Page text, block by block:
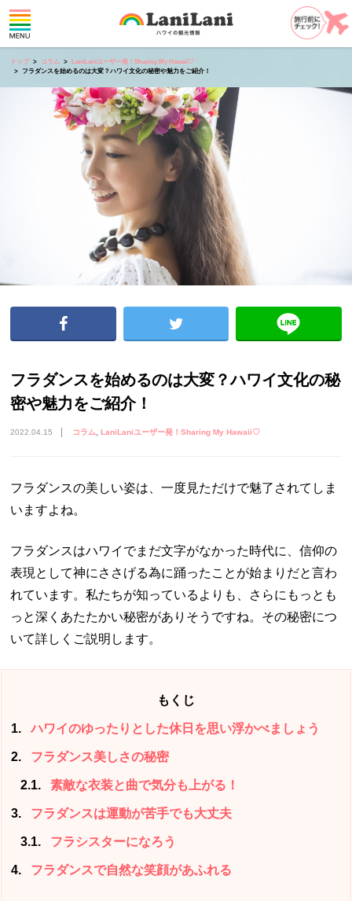
トップ コラム
LaniLaniユーザー発！Sharing My Hawaii♡
フラダンスを始めるのは大変？ハワイ文化の秘密や魅力をご紹介！
フラダンスを始めるのは大変？ハワイ文化の秘
密や魅力をご紹介！
2022.04.15 コラム LaniLaniユーザー発！Sharing My Hawaii♡
フラダンスの美しい姿は、一度見ただけで魅了されてしま
いますよね。
フラダンスはハワイでまだ文字がなかった時代に、信仰の
表現として神にささげる為に踊ったことが始まりだと言わ
れています。私たちが知っているよりも、さらにもっとも
っと深くあたたかい秘密がありそうですね。その秘密につ
いて詳しくご説明します。
もくじ
1 ハワイのゆったりとした休日を思い浮かべましょう
2 フラダンス美しさの秘密
2.1 素敵な衣装と曲で気分も上がる！
3 フラダンスは運動が苦手でも大丈夫
3.1 フラシスターになろう
4 フラダンスで自然な笑顔があふれる